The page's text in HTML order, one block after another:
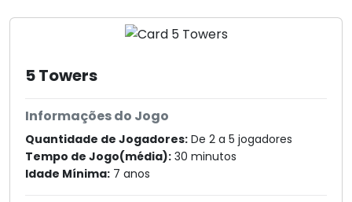
5 Towers
Informações do Jogo
Quantidade de Jogadores: De 2 a 5 jogadores
Tempo de Jogo(média): 30 minutos
Idade Mínima: 7 anos